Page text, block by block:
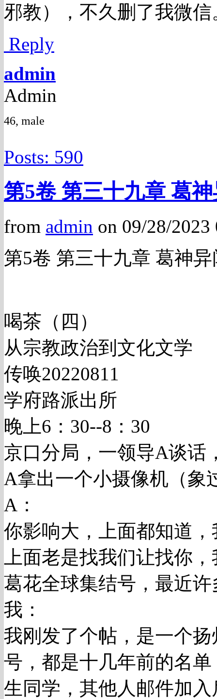
邪教），不久删了我微信
Reply
admin
Admin
46, male
Posts: 590
第5卷 第三十九章 葛
from admin on 09/28/
第5卷 第三十九章 葛神
喝茶（四）
从宗教政治到文化文学
传唤20220811
学府路派出所
晚上6：30--8：30
京口分局，一领导A谈话
A拿出一个小摄像机（象
A：
你影响大，上面都知道
上面老是找我们让找你
葛花全球集结号，最近
我：
我刚发了个帖，是一个
号，都是十几年前的名
生同学，其他人邮件加